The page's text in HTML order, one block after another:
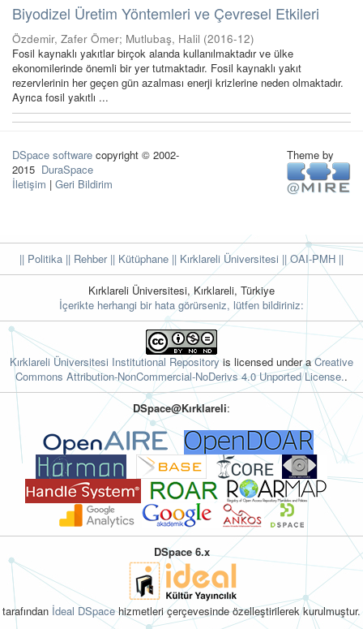
Biyodizel Üretim Yöntemleri ve Çevresel Etkileri
Özdemir, Zafer Ömer; Mutlubaş, Halil (2016-12)
Fosil kaynaklı yakıtlar birçok alanda kullanılmaktadır ve ülke
ekonomilerinde önemli bir yer tutmaktadır. Fosil kaynaklı yakıt
rezervlerinin her geçen gün azalması enerji krizlerine neden olmaktadır.
Ayrıca fosil yakıtlı ...
DSpace software copyright © 2002-
2015 DuraSpace
İletişim | Geri Bildirim
Theme by
|| Politika || Rehber|| Kütüphane || Kırklareli Üniversitesi || OAI-PMH ||
Kırklareli Üniversitesi, Kırklareli, Türkiye
İçerikte herhangi bir hata görürseniz, lütfen bildiriniz:
Kırklareli Üniversitesi Institutional Repository is licensed under aCreative
Commons Attribution-NonCommercial-NoDerivs 4.0 Unported License..
DSpace@Kırklareli:
DSpace 6.x
tarafından İdeal DSpacehizmetleri çerçevesinde özelleştirilerek kurulmuştur.